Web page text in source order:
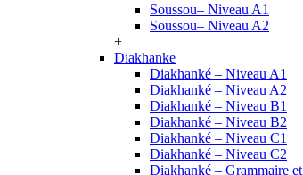
Soussou– Niveau A1
Soussou– Niveau A2
+
Diakhanke
Diakhanké – Niveau A1
Diakhanké – Niveau A2
Diakhanké – Niveau B1
Diakhanké – Niveau B2
Diakhanké – Niveau C1
Diakhanké – Niveau C2
Diakhanké – Grammaire